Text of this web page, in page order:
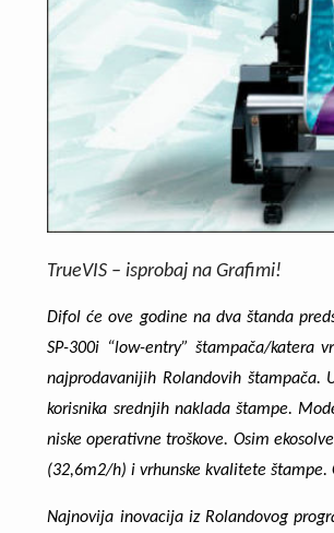
TrueVIS – isprobaj na Grafimi!
Difol će ove godine na dva štanda
SP-300i “low-entry” štampača/katera
najprodavanijih Rolandovih
korisnika srednjih naklada štampe.
niske operativne troškove. Osim
(32,6m2/h) i vrhunske kvalitete
Najnovija inovacija iz Rolandovog